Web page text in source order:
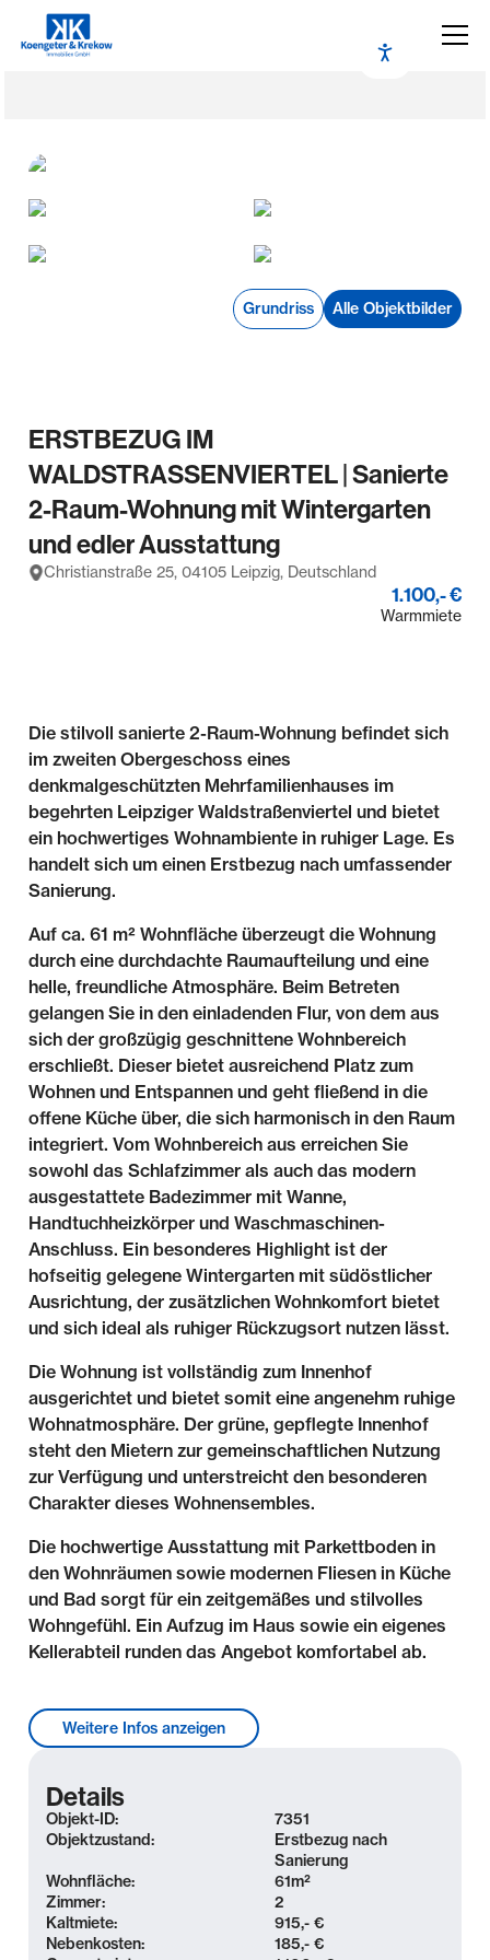
Grundriss Alle Objektbilder
ERSTBEZUG IM
WALDSTRASSENVIERTEL | Sanierte
2-Raum-Wohnung mit Wintergarten
und edler Ausstattung
Christianstraße 25, 04105 Leipzig, Deutschland
1.100,- €
Warmmiete
Die stilvoll sanierte 2-Raum-Wohnung befindet sich
im zweiten Obergeschoss eines
denkmalgeschützten Mehrfamilienhauses im
begehrten Leipziger Waldstraßenviertel und bietet
ein hochwertiges Wohnambiente in ruhiger Lage. Es
handelt sich um einen Erstbezug nach umfassender
Sanierung.
Auf ca. 61 m² Wohnfläche überzeugt die Wohnung
durch eine durchdachte Raumaufteilung und eine
helle, freundliche Atmosphäre. Beim Betreten
gelangen Sie in den einladenden Flur, von dem aus
sich der großzügig geschnittene Wohnbereich
erschließt. Dieser bietet ausreichend Platz zum
Wohnen und Entspannen und geht fließend in die
offene Küche über, die sich harmonisch in den Raum
integriert. Vom Wohnbereich aus erreichen Sie
sowohl das Schlafzimmer als auch das modern
ausgestattete Badezimmer mit Wanne,
Handtuchheizkörper und Waschmaschinen-
Anschluss. Ein besonderes Highlight ist der
hofseitig gelegene Wintergarten mit südöstlicher
Ausrichtung, der zusätzlichen Wohnkomfort bietet
und sich ideal als ruhiger Rückzugsort nutzen lässt.
Die Wohnung ist vollständig zum Innenhof
ausgerichtet und bietet somit eine angenehm ruhige
Wohnatmosphäre. Der grüne, gepflegte Innenhof
steht den Mietern zur gemeinschaftlichen Nutzung
zur Verfügung und unterstreicht den besonderen
Charakter dieses Wohnensembles.
Die hochwertige Ausstattung mit Parkettboden in
den Wohnräumen sowie modernen Fliesen in Küche
und Bad sorgt für ein zeitgemäßes und stilvolles
Wohngefühl. Ein Aufzug im Haus sowie ein eigenes
Kellerabteil runden das Angebot komfortabel ab.
Lage & Umgebung
Waldstraßenviertel, welches umgeben ist von einem
ausgedehnten Grüngürtel. Als eines der größten
erhaltenen Gründerzeitviertel Europas, genießt das
Waldstraßenviertel über Leipzig hinaus einen
ausgezeichneten Ruf. Prachtvolle Villen und
gründerzeitliche Mehrfamilienhäuser prägen die
Umgebungsarchitektur und geben dem Viertel einen
Weitere Infos anzeigen
Details
Objekt-ID:
7351
Objektzustand:
Erstbezug nach
Sanierung
Wohnfläche:
61m²
Zimmer:
2
Kaltmiete:
915,- €
Nebenkosten:
185,- €